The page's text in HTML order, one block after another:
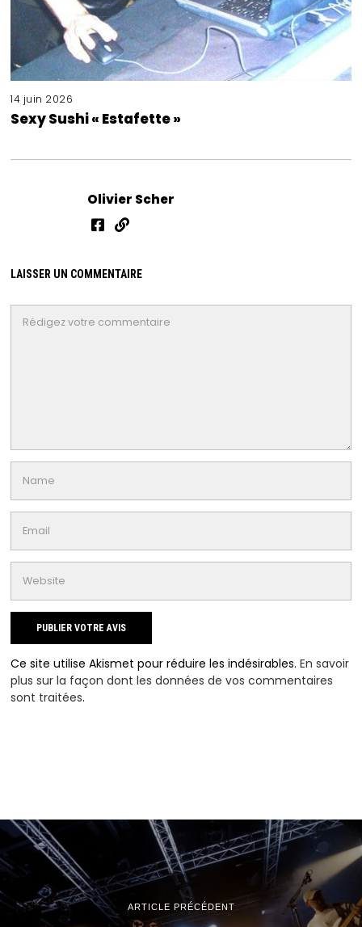
14 juin 2026
Sexy Sushi « Estafette »
Olivier Scher
LAISSER UN COMMENTAIRE
Ce site utilise Akismet pour réduire les indésirables.En savoir
plus sur la façon dont les données de vos commentaires
sont traitées.
ARTICLE PRÉCÉDENT